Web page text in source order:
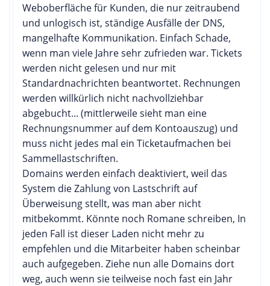
Weboberfläche für Kunden, die nur zeitraubend
und unlogisch ist, ständige Ausfälle der DNS,
mangelhafte Kommunikation. Einfach Schade,
wenn man viele Jahre sehr zufrieden war. Tickets
werden nicht gelesen und nur mit
Standardnachrichten beantwortet. Rechnungen
werden willkürlich nicht nachvollziehbar
abgebucht... (mittlerweile sieht man eine
Rechnungsnummer auf dem Kontoauszug) und
muss nicht jedes mal ein Ticketaufmachen bei
Sammellastschriften.
Domains werden einfach deaktiviert, weil das
System die Zahlung von Lastschrift auf
Überweisung stellt, was man aber nicht
mitbekommt. Könnte noch Romane schreiben, In
jeden Fall ist dieser Laden nicht mehr zu
empfehlen und die Mitarbeiter haben scheinbar
auch aufgegeben. Ziehe nun alle Domains dort
weg, auch wenn sie teilweise noch fast ein Jahr